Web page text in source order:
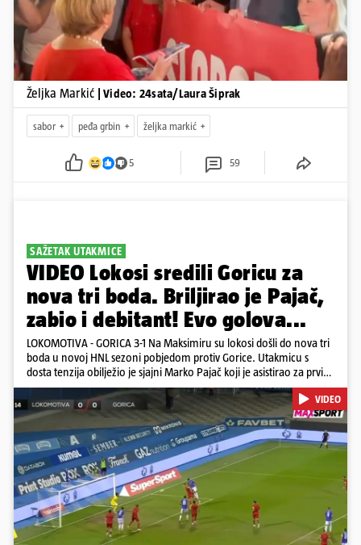
Željka Markić | Video: 24sata/Laura Šiprak
sabor peđa grbin željka markić
5 59
SAŽETAK UTAKMICE
VIDEO Lokosi sredili Goricu za
nova tri boda. Briljirao je Pajač,
zabio i debitant! Evo golova...
LOKOMOTIVA - GORICA 3-1 Na Maksimiru su lokosi došli do nova tri
boda u novoj HNL sezoni pobjedom protiv Gorice. Utakmicu s
dosta tenzija obilježio je sjajni Marko Pajač koji je asistirao za prvi
gol Mariću, a zakuhao drugi kada je Kavelj zabio auto-gol.
Bogojević je smanjio, Gorica je pritiskala i nizala šanse, ali onda
primila kontru pred kraj. Lokosi sele na vrh tablice s Osijekom
Pokretanje videa...
VIDEO